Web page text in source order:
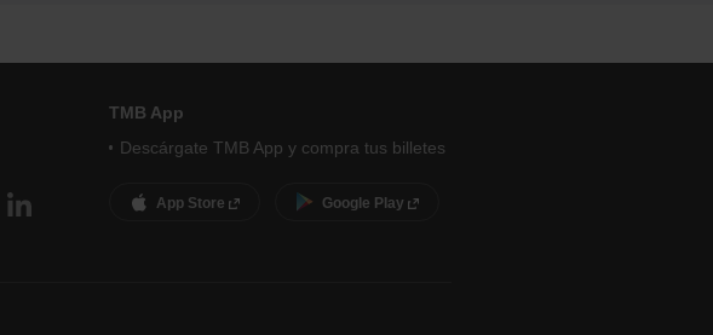
TMB App
Descárgate TMB App y compra tus billetes
App Store Google Play